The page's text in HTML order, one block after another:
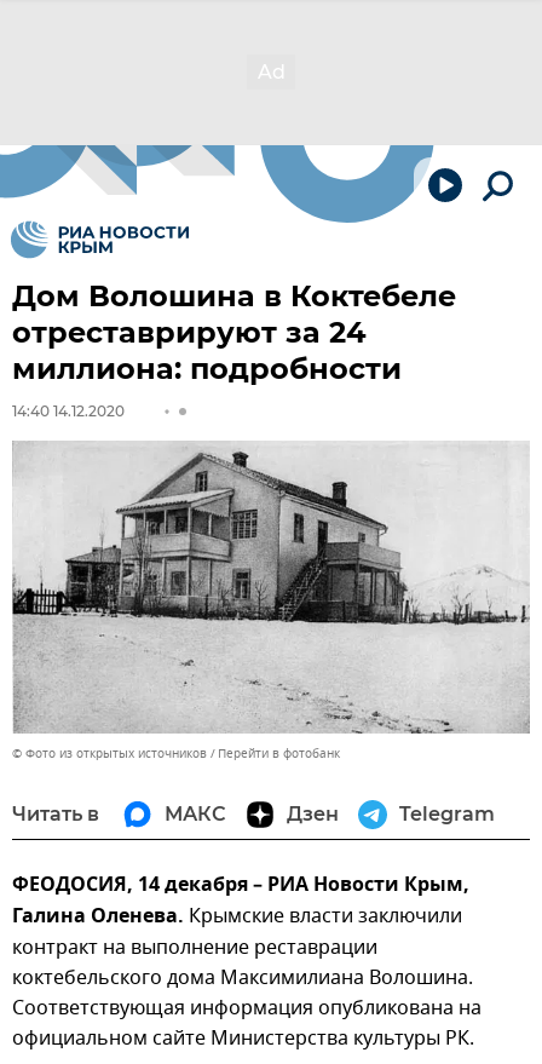
Дом Волошина в Коктебеле
отреставрируют за 24
миллиона: подробности
14:40 14.12.2020
© Фото из открытых источников Перейти в фотобанк
Читать в МАКС Дзен Telegram
ФЕОДОСИЯ, 14 декабря – РИА Новости Крым,
Галина Оленева. Крымские власти заключили
контракт на выполнение реставрации
коктебельского дома Максимилиана Волошина.
Соответствующая информация опубликована на
официальном сайте Министерства культуры РК.